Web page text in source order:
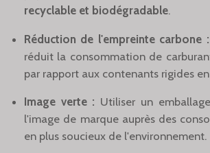
recyclable et biodégradable.
Réduction de l'empreinte carbone :
réduit la consommation de
par rapport aux contenants rigides
Image verte : Utiliser un
l'image de marque auprès des
en plus soucieux de l'environnement.